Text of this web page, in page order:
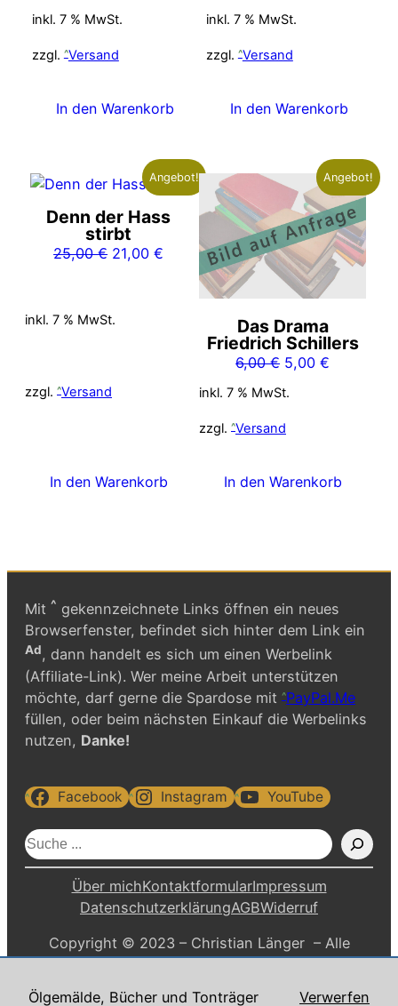
Ölgemälde, Bücher und Tonträger Verwerfen
17,00 €
14,00 €.
inkl. 7 % MwSt.
zzgl. Versand
In den Warenkorb
12,00 €
inkl. 7 % MwSt.
zzgl. Versand
In den Warenkorb
Angebot!
Denn der Hass
stirbt
25,00€ Ursprünglicher
25,00 €
21,00€ Aktueller
inkl. 7 % MwSt.
zzgl. Versand
In den Warenkorb
Angebot!
Das Drama
Friedrich Schillers
6,00€ Ursprünglicher
6,00 €
5,00€
inkl. 7 % MwSt.
zzgl. Versand
In den Warenkorb
Mit ^ gekennzeichnete Links öffnen ein neues
Browserfenster, befindet sich hinter dem Link ein
Ad, dann handelt es sich um einen Werbelink
(Affiliate-Link). Wer meine Arbeit unterstützen
möchte, darf gerne die Spardose mit PayPal.Me
füllen, oder beim nächsten Einkauf die Werbelinks
nutzen, Danke!
Facebook Instagram YouTube
S
u
Über michKontaktformularImpressum
DatenschutzerklärungAGBWiderruf
Copyright © 2023 – Christian Länger – Alle